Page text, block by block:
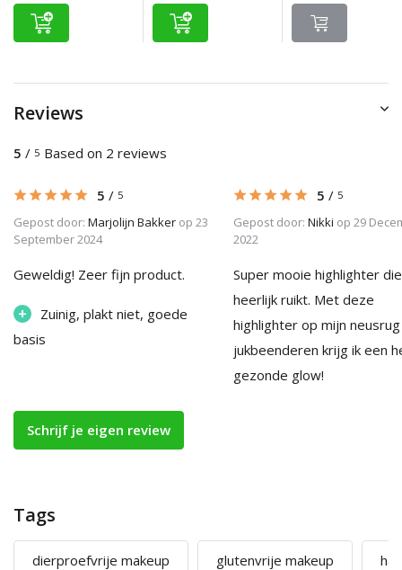
Reviews
5 / 5 Based on 2 reviews
5 / 5
Gepost door: Marjolijn Bakker op 23
September 2024
Geweldig! Zeer fijn product.
+
Zuinig, plakt niet, goede
basis
5 / 5
Gepost door: Nikki op 29
2022
Super mooie highlighter
heerlijk ruikt. Met deze
highlighter op mijn
jukbeenderen krijg ik een
gezonde glow!
Schrijf je eigen review
Tags
dierproefvrije makeup glutenvrije makeup